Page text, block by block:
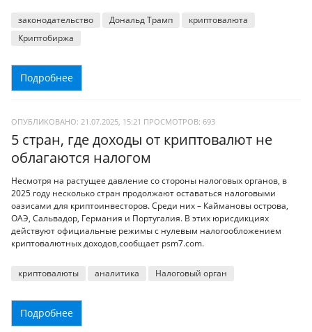
законодательство Дональд Трамп
криптовалюта
Криптобиржа
Подробнее
ОПУБЛИКОВАНО: 21.07.2025, 15:21 ПРОСМОТРОВ: 693
5 стран, где доходы от криптовалют не
облагаются налогом
Несмотря на растущее давление со стороны налоговых органов, в
2025 году несколько стран продолжают оставаться налоговыми
оазисами для криптоинвесторов. Среди них – Каймановы острова,
ОАЭ, Сальвадор, Германия и Португалия. В этих юрисдикциях
действуют официальные режимы с нулевым налогообложением
криптовалютных доходов,сообщает psm7.com.
криптовалюты аналитика Налоговый орган
Подробнее